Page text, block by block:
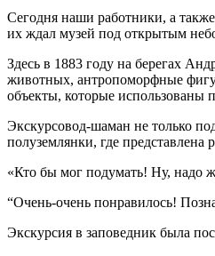
Сегодня наши работники, а
их ждал музей под открытым
Здесь в 1883 году на берегах
животных, антропоморфные
объекты, которые использованы
Экскурсовод-шаман не только
полуземлянки, где
«Кто бы мог подумать! Ну, надо
“Очень-очень понравилось!
Экскурсия в заповедник была